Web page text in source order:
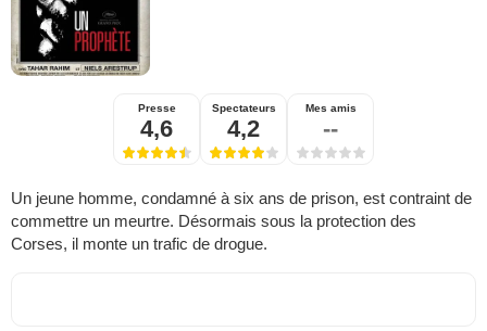
Presse
4,6
Spectateurs
4,2
Mes amis
--
Un jeune homme, condamné à six ans de prison, est contraint de
commettre un meurtre. Désormais sous la protection des
Corses, il monte un trafic de drogue.